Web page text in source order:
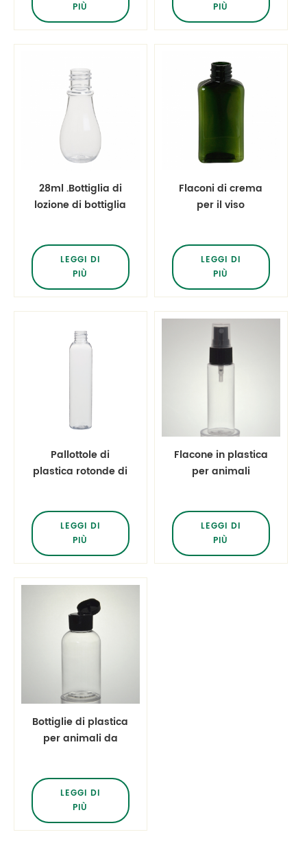
PIÙ
PIÙ
28ml .Bottiglia di
lozione di bottiglia
domestico della
bottiglia di plastica
LEGGI DI
PIÙ
Flaconi di crema
per il viso
LEGGI DI
PIÙ
Pallottole di
plastica rotonde di
LEGGI DI
PIÙ
Flacone in plastica
per animali
nero da 20 mm
LEGGI DI
PIÙ
Bottiglie di plastica
per animali da
ml/1 oz Bottiglie
rotonde cosmo con
20-410
LEGGI DI
PIÙ